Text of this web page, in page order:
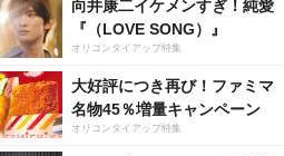
向井康二イケメンすぎ！純愛
『（LOVE SONG）』
オリコンタイアップ特集
大好評につき再び！ファミマ
名物45％増量キャンペーン
オリコンタイアップ特集